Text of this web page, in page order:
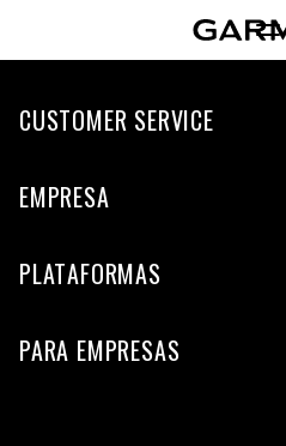
CUSTOMER SERVICE
EMPRESA
PLATAFORMAS
PARA EMPRESAS